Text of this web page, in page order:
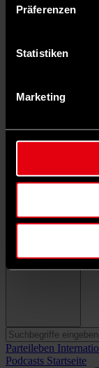
Präferenzen
Statistiken
Marketing
Parteileben
Podcasts Startseite